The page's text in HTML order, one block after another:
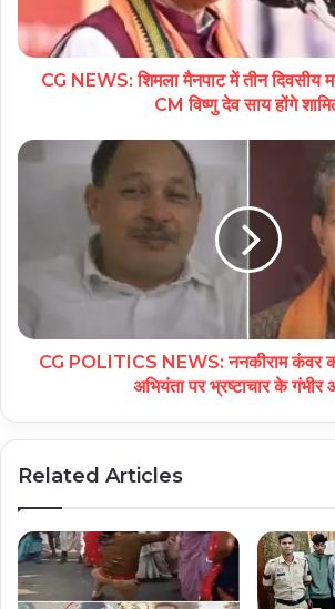
CG NEWS: शिमला मैनपाट में तीन
CM विष्णु देव साय होंगे
CG POLITICS NEWS: ननकीराम कंवर
अभियंता पर भ्रष्टाचार के गंभीर
Related Articles